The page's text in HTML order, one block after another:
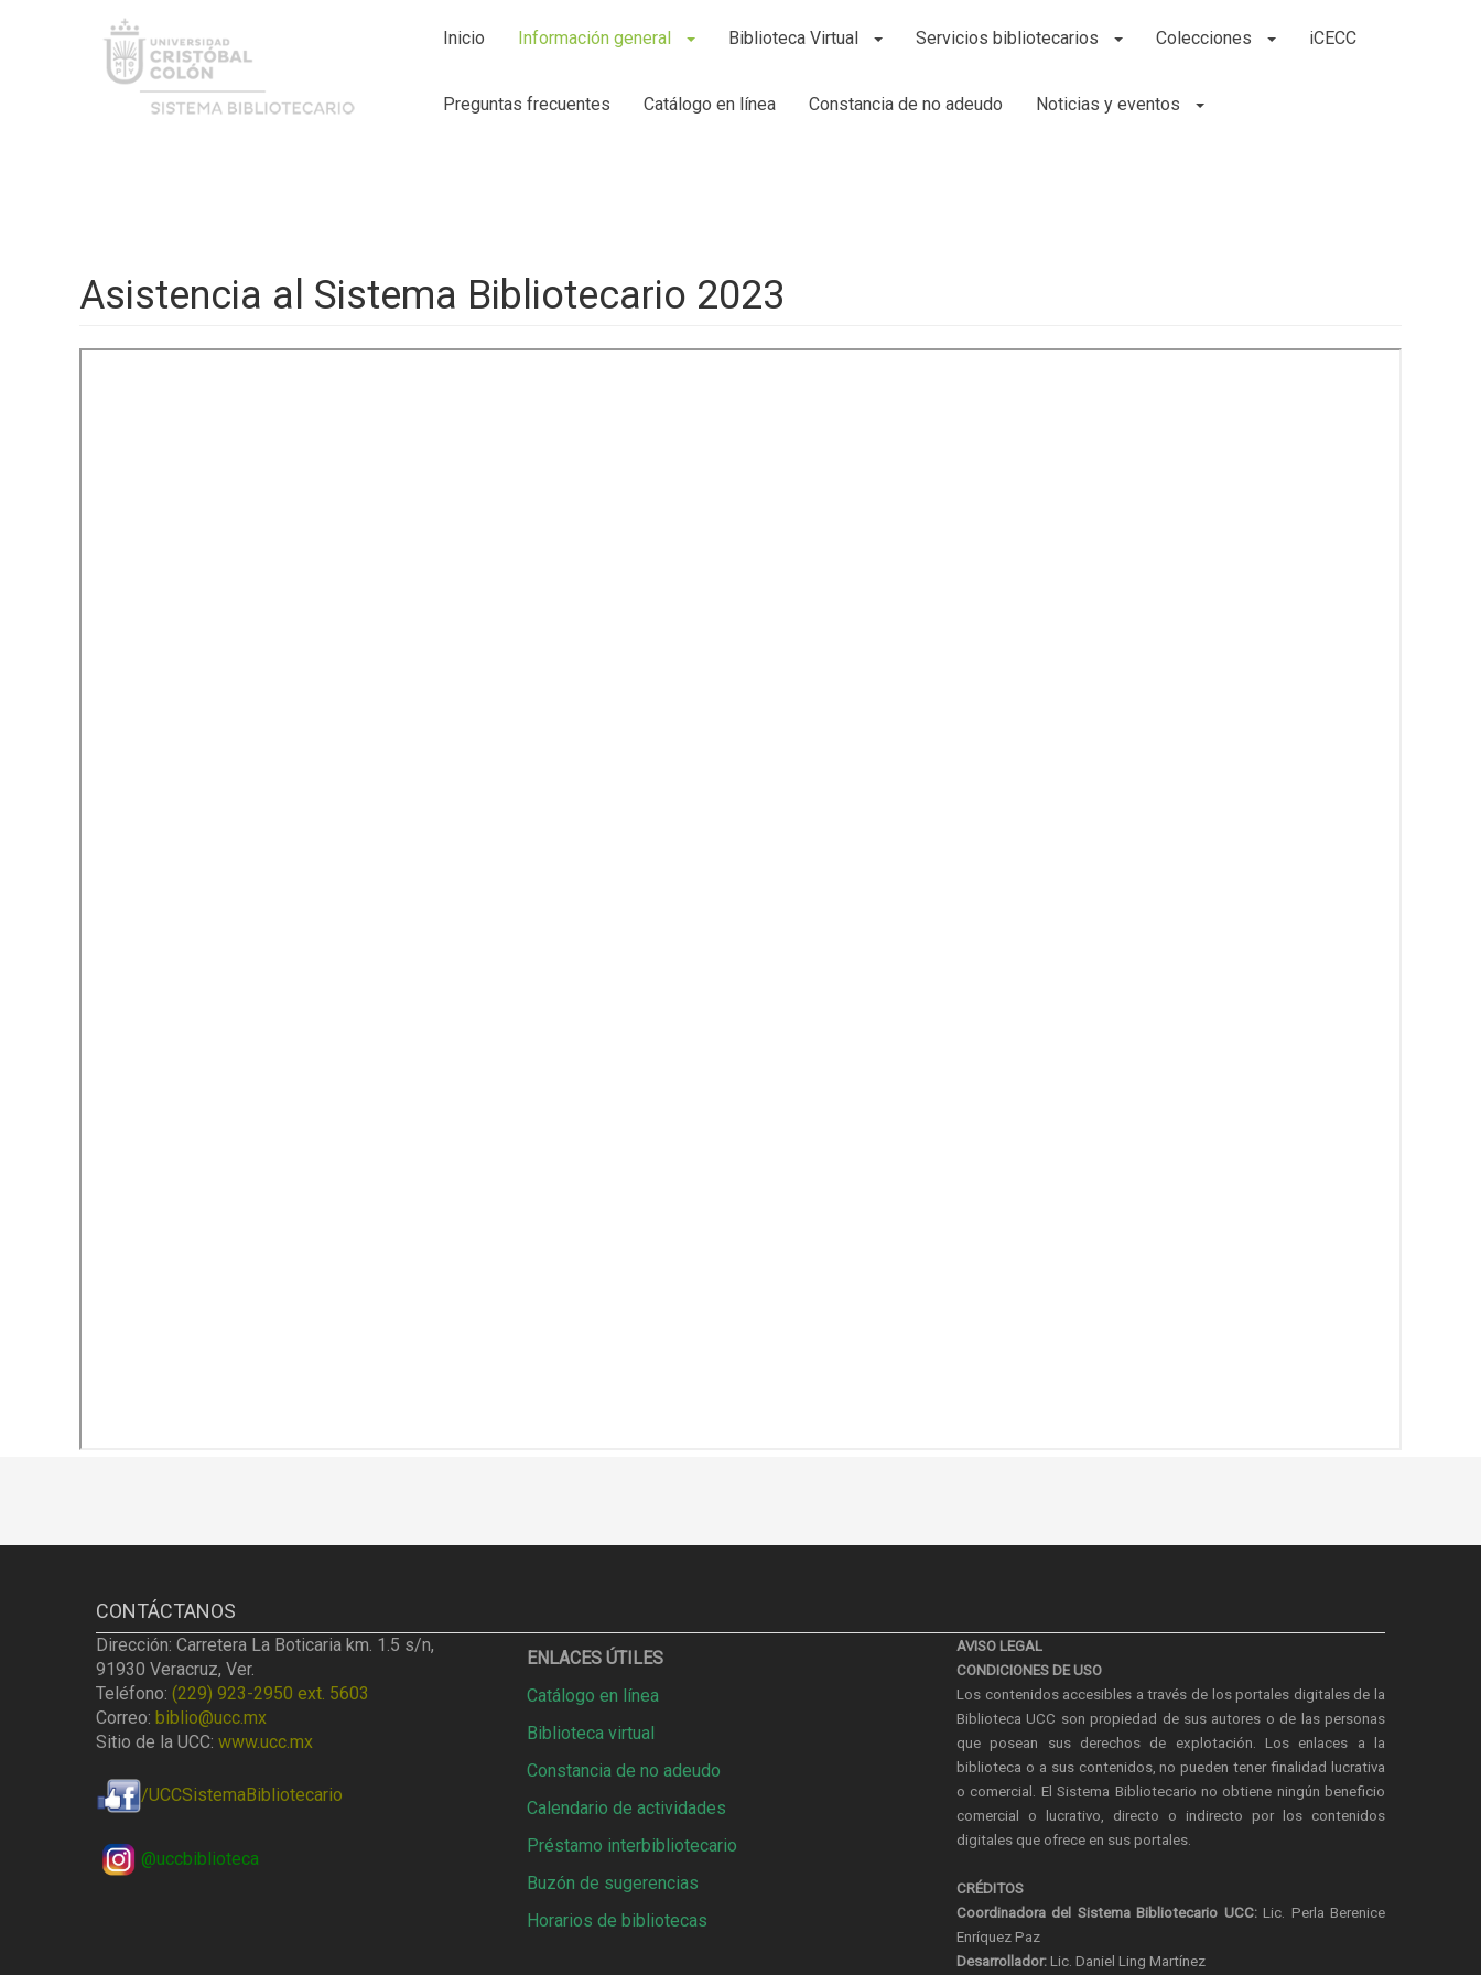
Inicio Información general Biblioteca Virtual Servicios bibliotecarios Colecciones iCECC
Preguntas frecuentes Catálogo en línea Constancia de no adeudo Noticias y eventos
Asistencia al Sistema Bibliotecario 2023
CONTÁCTANOS
Dirección: Carretera La Boticaria km. 1.5 s/n,
91930 Veracruz, Ver.
Teléfono: (229) 923-2950 ext. 5603
Correo: biblio@ucc.mx
Sitio de la UCC: www.ucc.mx
/UCCSistemaBibliotecario
@uccbiblioteca
ENLACES ÚTILES
Catálogo en línea
Biblioteca virtual
Constancia de no adeudo
Calendario de actividades
Préstamo interbibliotecario
Buzón de sugerencias
Horarios de bibliotecas
AVISO LEGAL
CONDICIONES DE USO
Los contenidos accesibles a través de los portales digitales de la
Biblioteca UCC son propiedad de sus autores o de las personas
que posean sus derechos de explotación. Los enlaces a la
biblioteca o a sus contenidos, no pueden tener finalidad lucrativa
o comercial. El Sistema Bibliotecario no obtiene ningún beneficio
comercial o lucrativo, directo o indirecto por los contenidos
digitales que ofrece en sus portales.
CRÉDITOS
Coordinadora del Sistema Bibliotecario UCC: Lic. Perla Berenice
Enríquez Paz
Desarrollador: Lic. Daniel Ling Martínez